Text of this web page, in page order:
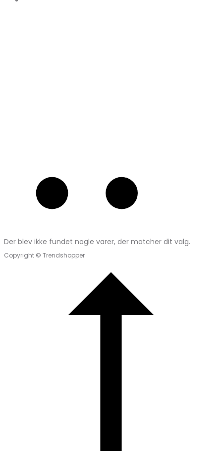
Der blev ikke fundet nogle varer, der matcher dit valg.
Copyright © Trendshopper